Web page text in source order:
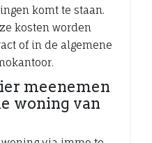
komt te staan.
kosten worden
of in de algemene
meenemen
woning van